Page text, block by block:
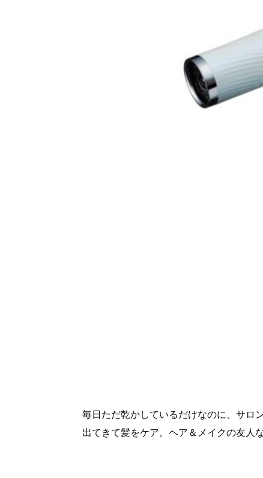
毎日ただ乾かしているだけなのに、サロ
出てきて髪をケア。ヘア＆メイクの友人